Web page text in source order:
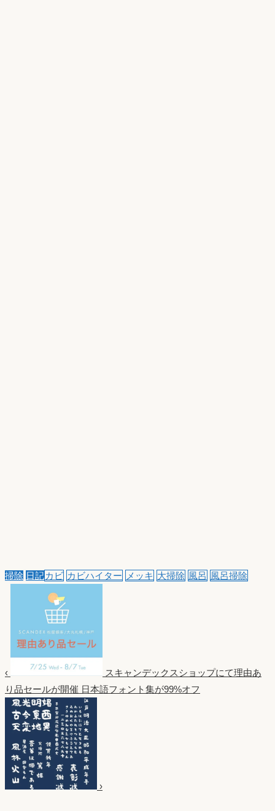
掃除 日記カビ カビハイター メッキ 大掃除 風呂 風呂掃除
‹
スキャンデックスショップにて理由あ
り品セールが開催 日本語フォント集が99%オフ
›